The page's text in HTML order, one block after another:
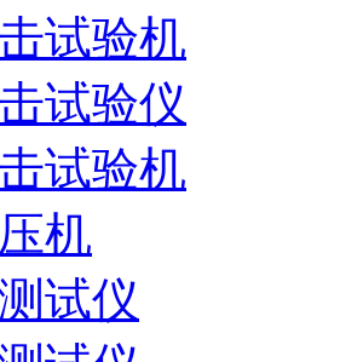
试验机
试验仪
试验机
机
试仪